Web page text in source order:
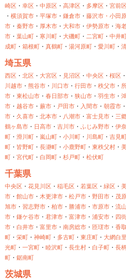
崎区 ・ 幸区 ・ 中原区 ・ 高津区 ・ 多摩区 ・ 宮前区
・ 横須賀市 ・ 平塚市 ・ 鎌倉市 ・ 藤沢市・ 小田
市 ・ 秦野市 ・ 厚木市 ・ 大和市 ・ 伊勢原市 ・ 海
市 ・ 葉山町 ・ 寒川町 ・ 大磯町 ・ 二宮町 ・ 中井
成町 ・ 箱根町 ・ 真鶴町 ・ 湯河原町 ・ 愛川町 ・
埼玉県
西区 ・ 北区 ・ 大宮区 ・ 見沼区 ・ 中央区 ・ 桜区 ・
川越市 ・ 熊谷市 ・ 川口市 ・ 行田市 ・ 秩父市 ・
市 ・ 東松山市 ・ 春日部市 ・ 狭山市 ・ 羽生市 ・
市 ・ 越谷市 ・ 蕨市 ・ 戸田市 ・ 入間市 ・ 朝霞市 ・
市 ・ 久喜市 ・ 北本市 ・ 八潮市 ・ 富士見市 ・ 三
鶴ヶ島市 ・ 日高市 ・ 吉川市 ・ ふじみ野市 ・ 伊
町 ・ 滑川町 ・ 嵐山町 ・ 小川町 ・ 川島町 ・ 吉見
町 ・ 皆野町 ・ 長瀞町 ・ 小鹿野町 ・ 東秩父村 ・
町 ・ 宮代町 ・ 白岡町 ・ 杉戸町 ・ 松伏町
千葉県
中央区 ・ 花見川区 ・ 稲毛区 ・ 若葉区 ・ 緑区 ・
市 ・ 館山市 ・ 木更津市 ・ 松戸市 ・ 野田市 ・ 茂
旭市 ・ 習志野市 ・ 柏市 ・ 勝浦市 ・ 市原市 ・ 流
市 ・ 鎌ケ谷市 ・ 君津市 ・ 富津市 ・ 浦安市 ・ 四
市 ・ 白井市 ・ 富里市 ・ 南房総市 ・ 匝瑳市 ・ 香
町 ・ 栄町 ・ 神崎町 ・ 多古町 ・ 東庄町 ・ 大網白
光町 ・ 一宮町 ・ 睦沢町 ・ 長生村 ・ 白子町 ・ 長
町 ・ 鋸南町
茨城県